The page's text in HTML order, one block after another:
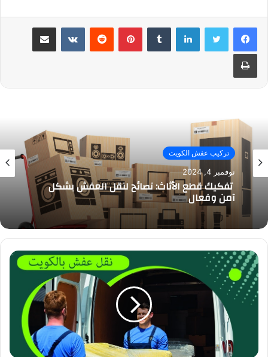
لينكدإن بينتيريست مشاركة عبر البريد
طباعة
تركيب عفش الكويت
نوفمبر 4, 2024
تفكيك قطع الأثاث: نصائح لنقل العفش بشكل
آمن وفعال